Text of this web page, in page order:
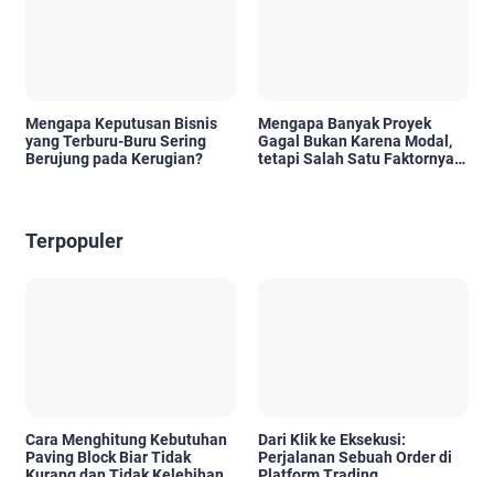
Mengapa Keputusan Bisnis
yang Terburu-Buru Sering
Berujung pada Kerugian?
Mengapa Banyak Proyek
Gagal Bukan Karena Modal,
tetapi Salah Satu Faktornya
Terpopuler
Cara Menghitung Kebutuhan
Paving Block Biar Tidak
Dari Klik ke Eksekusi:
Perjalanan Sebuah Order di